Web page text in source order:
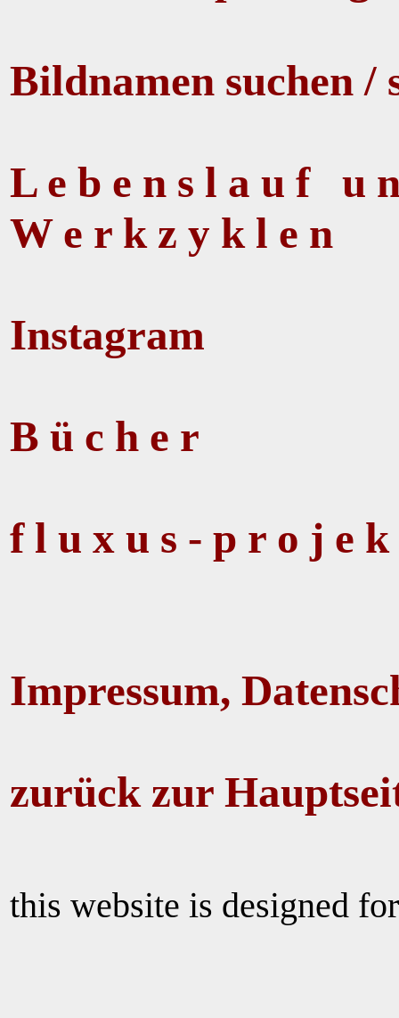
Bildnamen suchen /
L e b e n s l a u f u
W e r k z y k l e n
Instagram
B ü c h e r
f l u x u s - p r o j e k
Impressum,
zurück zur
this website is designed